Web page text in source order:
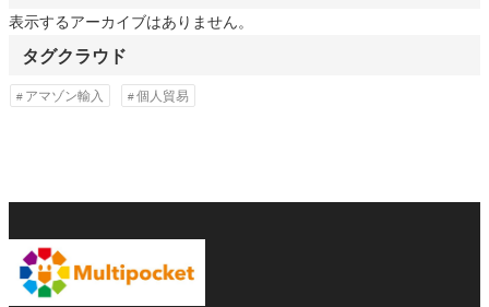
表示するアーカイブはありません。
タグクラウド
アマゾン輸入 個人貿易